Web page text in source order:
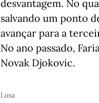
desvantagem. No
salvando um ponto
avançar para a
No ano passado,
Novak Djokovic.
Lusa